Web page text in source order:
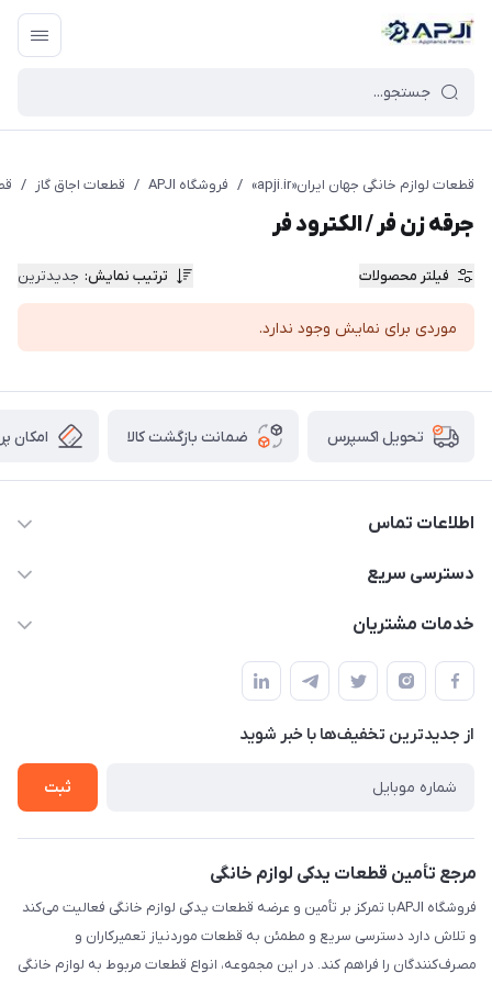
قطعات یدکی و جانبی لوازم خانگی جهان ایران
قطعات لوازم خانگی جهان ایران«apji.ir» / فروشگاه APJI / قطعات اجاق گاز /
جرقه زن فر / الکترود فر
فیلتر محصولات ترتیب نمایش: جدیدترین
موردی برای نمایش وجود ندارد.
تحویل اکسپرس ضمانت بازگشت کالا امکان
اطلاعات تماس
09106753413
دسترسی سریع
حساب کاربری
لیست محصولات
درباره ما
خدمات مشتریان
قوانین و مقررات
حریم خصوصی
راهنما
از جدید‌ترین تخفیف‌ها با‌ خبر شوید
ثبت
مرجع تأمین قطعات یدکی لوازم خانگی
فروشگاه APJIبا تمرکز بر تأمین و عرضه قطعات یدکی لوازم خانگی فعالیت می‌کند
و تلاش دارد دسترسی سریع و مطمئن به قطعات موردنیاز تعمیرکاران و
مصرف‌کنندگان را فراهم کند. در این مجموعه، انواع قطعات مربوط به لوازم خانگی